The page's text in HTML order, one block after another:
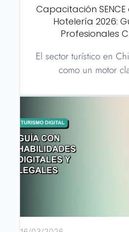
Capacitación
Hotelería 2026:
Profesionales
El sector turístico en
como un motor